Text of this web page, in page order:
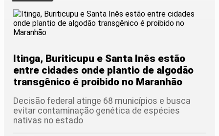
Itinga, Buriticupu e Santa Inês estão
entre cidades onde plantio de algodão
transgênico é proibido no Maranhão
Decisão federal atinge 68 municípios e busca
evitar contaminação genética de espécies
nativas no estado